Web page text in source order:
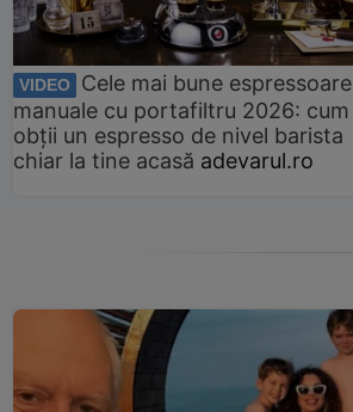
VIDEO
Cele mai bune espressoare
manuale cu portafiltru 2026: cum
obții un espresso de nivel barista
chiar la tine acasă adevarul.ro